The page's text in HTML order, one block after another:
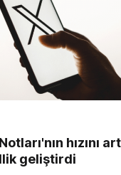
hızını
geliştirdi